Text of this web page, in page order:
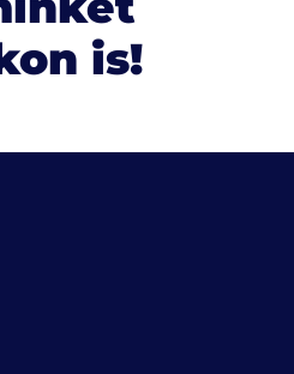
is!